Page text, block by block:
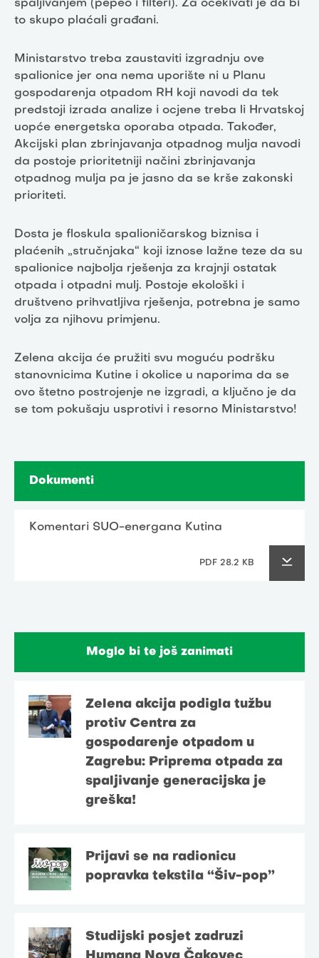
spaljivanjem (pepeo i filteri). Za očekivati je da bi
to skupo plaćali građani.
Ministarstvo treba zaustaviti izgradnju ove
spalionice jer ona nema uporište ni u Planu
gospodarenja otpadom RH koji navodi da tek
predstoji izrada analize i ocjene treba li Hrvatskoj
uopće energetska oporaba otpada. Također,
Akcijski plan zbrinjavanja otpadnog mulja navodi
da postoje prioritetniji načini zbrinjavanja
otpadnog mulja pa je jasno da se krše zakonski
prioriteti.
Dosta je floskula spalioničarskog biznisa i
plaćenih „stručnjaka“ koji iznose lažne teze da su
spalionice najbolja rješenja za krajnji ostatak
otpada i otpadni mulj. Postoje ekološki i
društveno prihvatljiva rješenja, potrebna je samo
volja za njihovu primjenu.
Zelena akcija će pružiti svu moguću podršku
stanovnicima Kutine i okolice u naporima da se
ovo štetno postrojenje ne izgradi, a ključno je da
se tom pokušaju usprotivi i resorno Ministarstvo!
Dokumenti
Komentari SUO-energana Kutina
PDF 28.2 KB
Moglo bi te još zanimati
Zelena akcija podigla tužbu
protiv Centra za
gospodarenje otpadom u
Zagrebu: Priprema otpada za
spaljivanje generacijska je
greška!
Prijavi se na radionicu
popravka tekstila “Šiv-pop”
Studijski posjet zadruzi